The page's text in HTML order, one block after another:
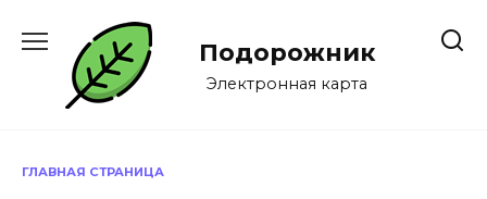
содержанию
Подорожник
Электронная карта
ГЛАВНАЯ СТРАНИЦА